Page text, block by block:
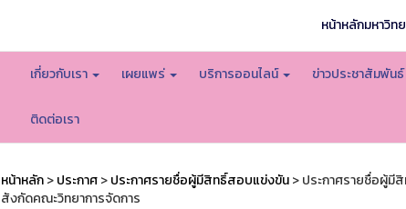
หน้าหลักมหาวิท
เกี่ยวกับเรา เผยแพร่ บริการออนไลน์ ข่าวประชาสัมพันธ์
ติดต่อเรา
หน้าหลัก>ประกาศ>ประกาศรายชื่อผู้มีสิทธิ์สอบแข่งขัน> ประกาศรายชื่อผู้มี
สังกัดคณะวิทยาการจัดการ